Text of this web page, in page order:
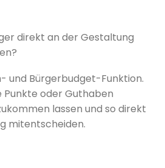
direkt an der Gestaltung
und Bürgerbudget-Funktion.
Punkte oder Guthaben
lassen und so direkt
mitentscheiden.